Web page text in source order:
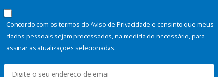
Concordo com os termos do Aviso de Privacidade e consinto que meus
dados pessoais sejam processados, na medida do necessário, para
assinar as atualizações selecionadas.